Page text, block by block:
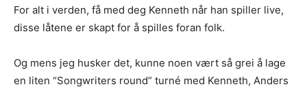
For alt i verden, få med deg Kenneth når han spiller live,
disse låtene er skapt for å spilles foran folk.
Og mens jeg husker det, kunne noen vært så grei å lage
en liten “Songwriters round” turné med Kenneth, Anders